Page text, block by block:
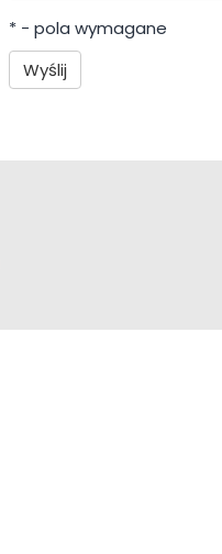
* - pola wymagane
Wyślij